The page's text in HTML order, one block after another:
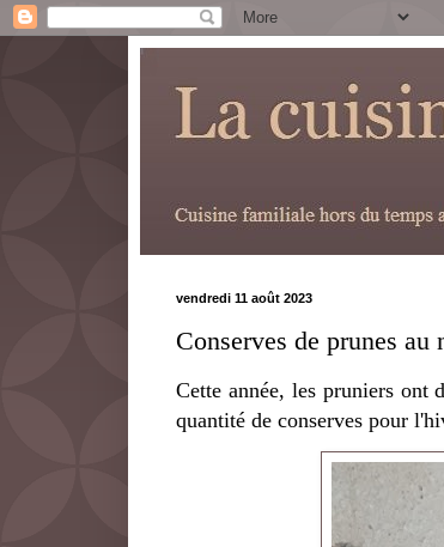
vendredi 11 août 2023
Conserves de prunes au
Cette année, les pruniers ont
quantité de conserves pour